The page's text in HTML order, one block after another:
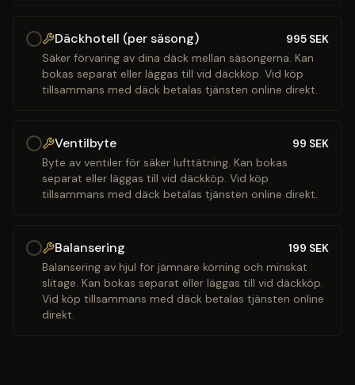
Däckhotell (per säsong) 995 SEK
Säker förvaring av dina däck mellan säsongerna. Kan
bokas separat eller läggas till vid däckköp. Vid köp
tillsammans med däck betalas tjänsten online direkt.
Ventilbyte 99 SEK
Byte av ventiler för säker lufttätning. Kan bokas
separat eller läggas till vid däckköp. Vid köp
tillsammans med däck betalas tjänsten online direkt.
Balansering 199 SEK
Balansering av hjul för jämnare körning och minskat
slitage. Kan bokas separat eller läggas till vid däckköp.
Vid köp tillsammans med däck betalas tjänsten online
direkt.